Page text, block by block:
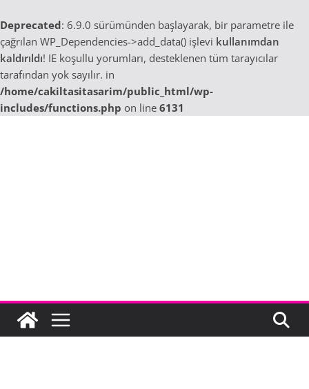
Deprecated: 6.9.0 sürümünden başlayarak, bir parametre ile
çağrılan WP_Dependencies->add_data() işlevi kullanımdan
kaldırıldı! IE koşullu yorumları, desteklenen tüm tarayıcılar
tarafından yok sayılır. in
/home/cakiltasitasarim/public_html/wp-
includes/functions.php on line 6131